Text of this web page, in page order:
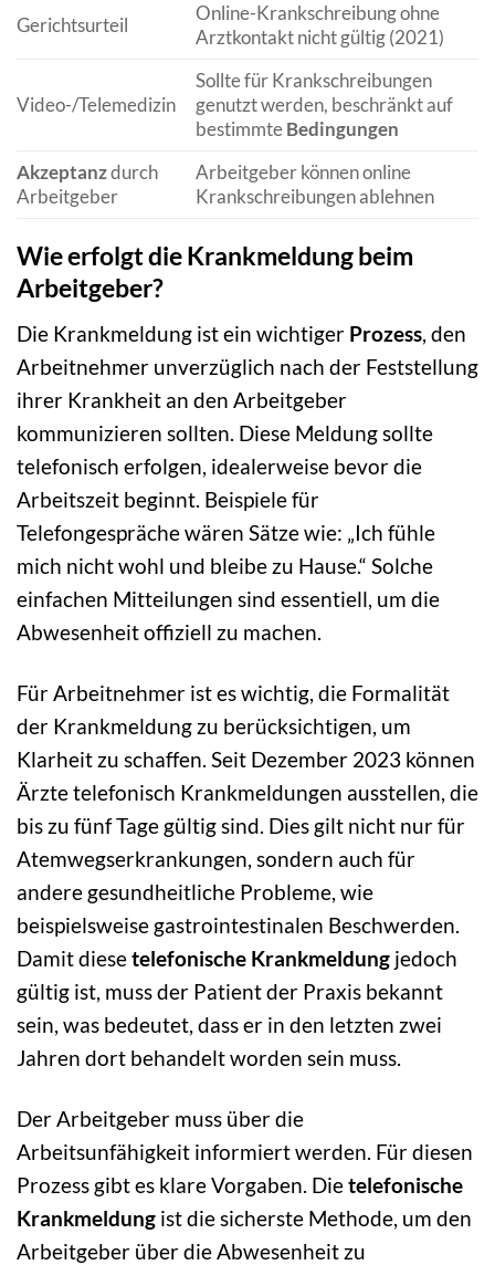
Gerichtsurteil
Online-Krankschreibung ohne
Arztkontakt nicht gültig (2021)
Video-/Telemedizin
Sollte für Krankschreibungen
genutzt werden, beschränkt auf
bestimmteBedingungen
Akzeptanzdurch
Arbeitgeber
Arbeitgeber können online
Krankschreibungen ablehnen
Wie erfolgt die Krankmeldung beim
Arbeitgeber?
Die Krankmeldung ist ein wichtiger Prozess, den
Arbeitnehmer unverzüglich nach der Feststellung
ihrer Krankheit an den Arbeitgeber
kommunizieren sollten. Diese Meldung sollte
telefonisch erfolgen, idealerweise bevor die
Arbeitszeit beginnt. Beispiele für
Telefongespräche wären Sätze wie: „Ich fühle
mich nicht wohl und bleibe zu Hause.“ Solche
einfachen Mitteilungen sind essentiell, um die
Abwesenheit offiziell zu machen.
Für Arbeitnehmer ist es wichtig, die Formalität
der Krankmeldung zu berücksichtigen, um
Klarheit zu schaffen. Seit Dezember 2023 können
Ärzte telefonisch Krankmeldungen ausstellen, die
bis zu fünf Tage gültig sind. Dies gilt nicht nur für
Atemwegserkrankungen, sondern auch für
andere gesundheitliche Probleme, wie
beispielsweise gastrointestinalen Beschwerden.
Damit diesetelefonische Krankmeldung jedoch
gültig ist, muss der Patient der Praxis bekannt
sein, was bedeutet, dass er in den letzten zwei
Jahren dort behandelt worden sein muss.
Der Arbeitgeber muss über die
Arbeitsunfähigkeit informiert werden. Für diesen
Prozess gibt es klare Vorgaben. Dietelefonische
Krankmeldung ist die sicherste Methode, um den
Arbeitgeber über die Abwesenheit zu